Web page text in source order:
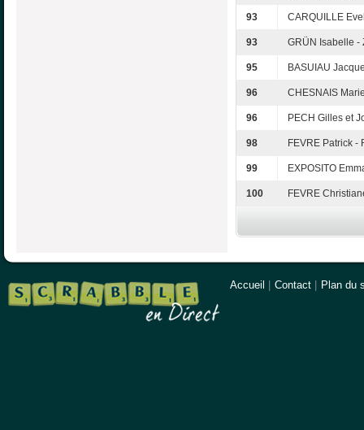
93 CARQUILLE
93 GRÜN Isabelle -
95 BASUIAU
96 CHESNAIS
96 PECH Gilles et
98 FEVRE Patrick -
99 EXPOSITO
100 FEVRE
Accueil Contact Plan du